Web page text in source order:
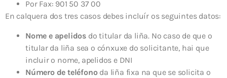
Por Fax: 901 50 37 00
En calquera dos tres casos debes incluír os seguintes datos:
Nome e apelidos do titular da liña. No caso de que o
titular da liña sea o cónxuxe do solicitante, hai que
incluir o nome, apelidos e DNI
Número de teléfonoda liña fixa na que se solicita o